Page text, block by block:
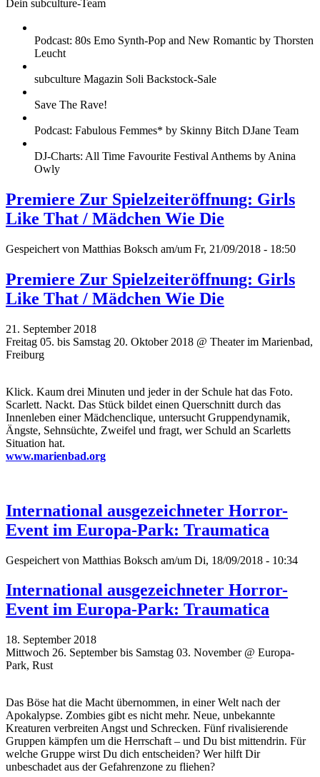
Dein subculture-Team
Podcast: 80s Emo Synth-Pop and New Romantic by Thorsten
Leucht
subculture Magazin Soli Backstock-Sale
Save The Rave!
Podcast: Fabulous Femmes* by Skinny Bitch DJane Team
DJ-Charts: All Time Favourite Festival Anthems by Anina
Owly
Premiere Zur Spielzeiteröffnung: Girls
Like That / Mädchen Wie Die
Gespeichert von Matthias Boksch am/um Fr, 21/09/2018 - 18:50
Premiere Zur Spielzeiteröffnung: Girls
Like That / Mädchen Wie Die
21. September 2018
Freitag 05. bis Samstag 20. Oktober 2018 @ Theater im Marienbad,
Freiburg
Klick. Kaum drei Minuten und jeder in der Schule hat das Foto.
Scarlett. Nackt. Das Stück bildet einen Querschnitt durch das
Innenleben einer Mädchenclique, untersucht Gruppendynamik,
Ängste, Sehnsüchte, Zweifel und fragt, wer Schuld an Scarletts
Situation hat.
www.marienbad.org
International ausgezeichneter Horror-
Event im Europa-Park: Traumatica
Gespeichert von Matthias Boksch am/um Di, 18/09/2018 - 10:34
International ausgezeichneter Horror-
Event im Europa-Park: Traumatica
18. September 2018
Mittwoch 26. September bis Samstag 03. November @ Europa-
Park, Rust
Das Böse hat die Macht übernommen, in einer Welt nach der
Apokalypse. Zombies gibt es nicht mehr. Neue, unbekannte
Kreaturen verbreiten Angst und Schrecken. Fünf rivalisierende
Gruppen kämpfen um die Herrschaft – und Du bist mittendrin. Für
welche Gruppe wirst Du dich entscheiden? Wer hilft Dir
unbeschadet aus der Gefahrenzone zu fliehen?